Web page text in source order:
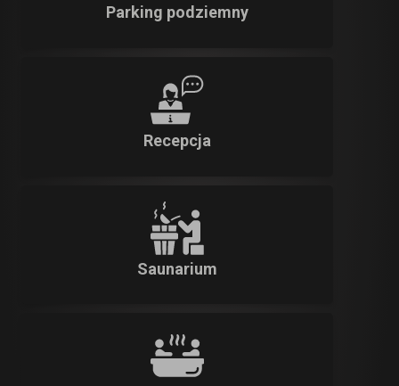
Parking podziemny
Recepcja
Saunarium